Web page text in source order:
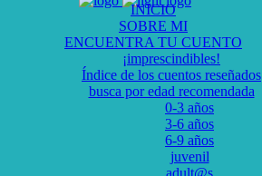
INICIO
SOBRE MI
ENCUENTRA TU CUENTO
¡imprescindibles!
Índice de los cuentos reseñados
busca por edad recomendada
0-3 años
3-6 años
6-9 años
juvenil
adult@s